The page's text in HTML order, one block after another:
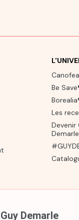
Be
Les
Devenir
Demarle
Demarle